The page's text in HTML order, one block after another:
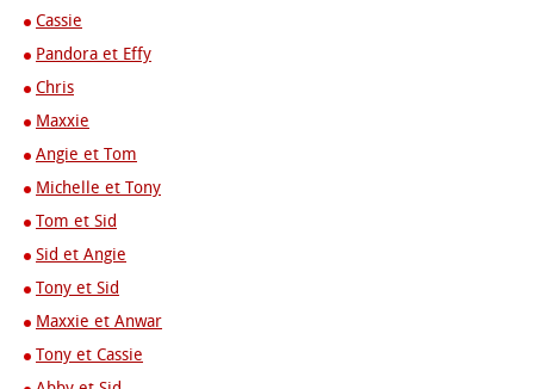
Cassie
Pandora et Effy
Chris
Maxxie
Angie et Tom
Michelle et Tony
Tom et Sid
Sid et Angie
Tony et Sid
Maxxie et Anwar
Tony et Cassie